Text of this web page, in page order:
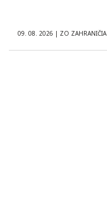
09. 08. 2026 | ZO ZAHRANIČIA